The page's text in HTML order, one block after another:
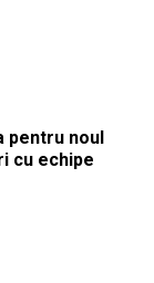
pentru noul
cu echipe